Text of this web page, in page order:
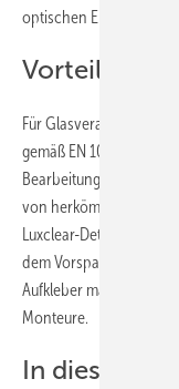
optischen Eigenschaften
Vorteile für
Für Glasverarbeiter
gemäß EN 1096-2) eine
von herkömmlichem
Luxclear-Detektor“
dem Vorspannprozess
Aufkleber markiert
Monteure.
In diesen